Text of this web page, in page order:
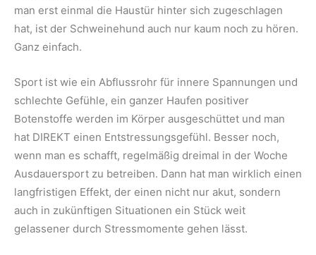
man erst einmal die Haustür hinter sich zugeschlagen
hat, ist der Schweinehund auch nur kaum noch zu hören.
Ganz einfach.
Sport ist wie ein Abflussrohr für innere Spannungen und
schlechte Gefühle, ein ganzer Haufen positiver
Botenstoffe werden im Körper ausgeschüttet und man
hat DIREKT einen Entstressungsgefühl. Besser noch,
wenn man es schafft, regelmäßig dreimal in der Woche
Ausdauersport zu betreiben. Dann hat man wirklich einen
langfristigen Effekt, der einen nicht nur akut, sondern
auch in zukünftigen Situationen ein Stück weit
gelassener durch Stressmomente gehen lässt.